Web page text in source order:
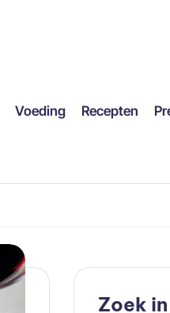
Voeding Recepten
Zoek